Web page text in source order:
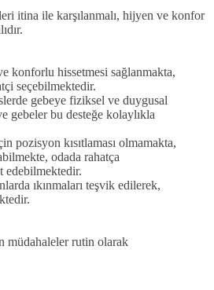
itina ile karşılanmalı, hijyen ve konfor
.
konforlu hissetmesi sağlanmakta,
seçebilmektedir.
gebeye fiziksel ve duygusal
gebeler bu desteğe kolaylıkla
pozisyon kısıtlaması olmamakta,
odada rahatça
edebilmektedir.
ıkınmaları teşvik edilerek,
rutin olarak